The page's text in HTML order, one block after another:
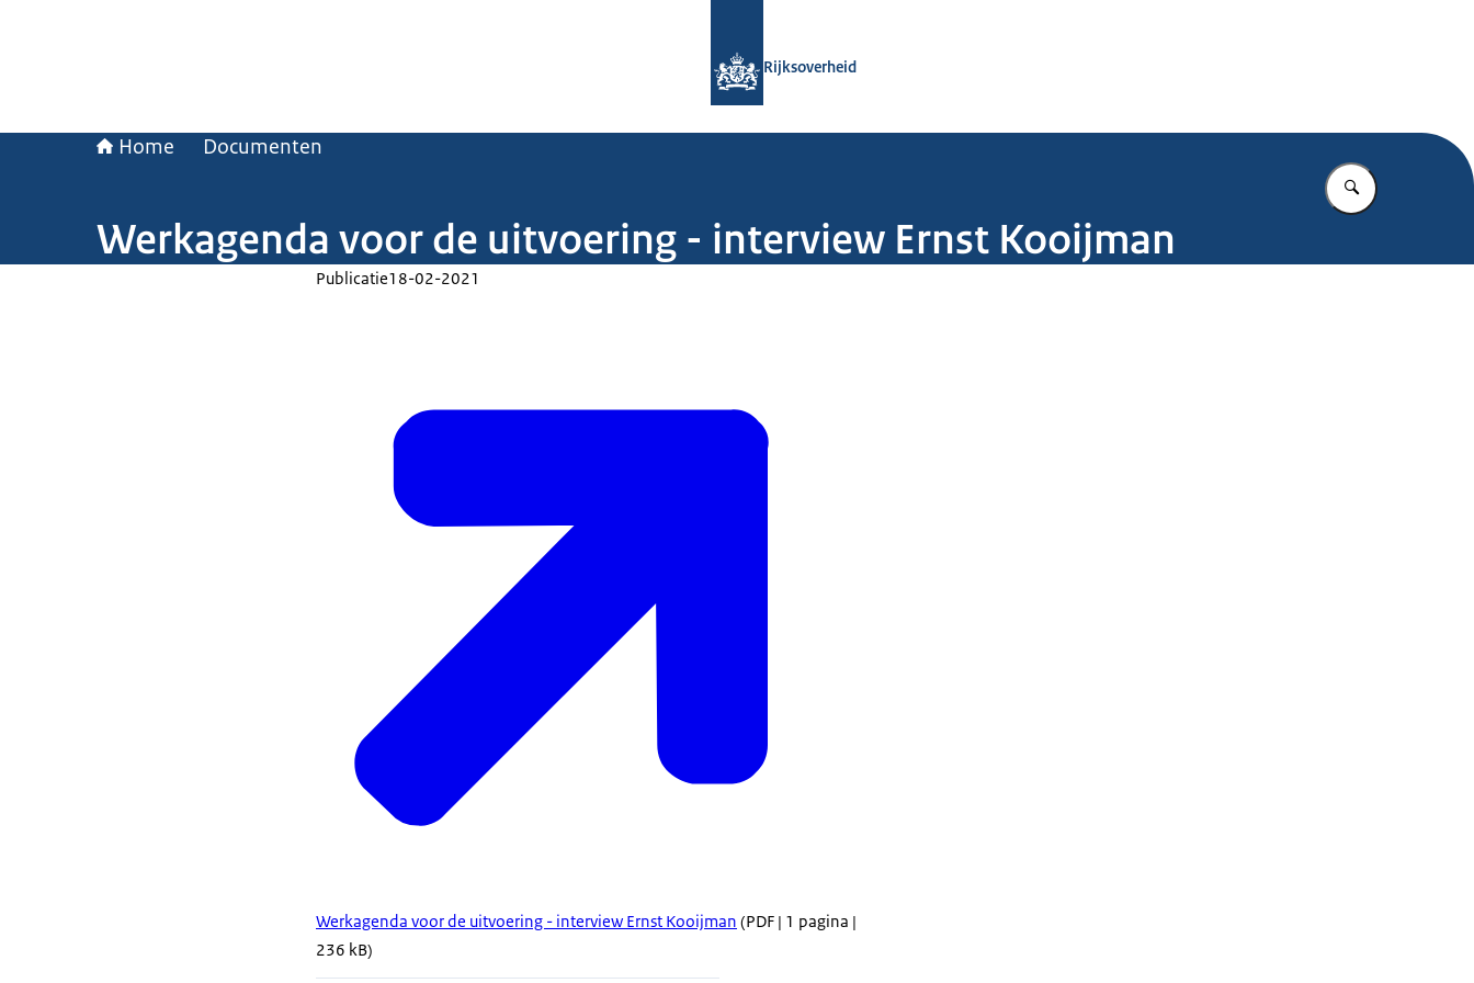
Rijksoverheid
Home Documenten
Vul in wat u
Werkagenda voor de uitvoering - interview Ernst Kooijman
Publicatie18-02-2021
Werkagenda voor de uitvoering - interview Ernst Kooijman (PDF | 1 pagina |
236 kB)